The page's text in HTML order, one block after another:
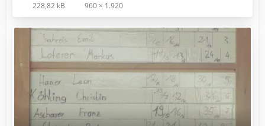
228,82 kB 960 × 1.920